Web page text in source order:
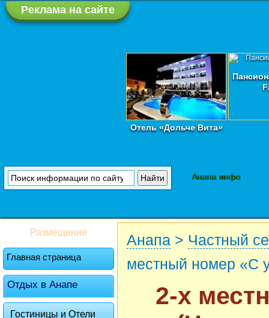
Реклама на сайте
Отель «Дольче Вита»
Анапа инфо
Размещение
Главная страница
Отдых в Анапе
Гостиницы и Отели
Анапа > Частный
местный номер «С
2-х